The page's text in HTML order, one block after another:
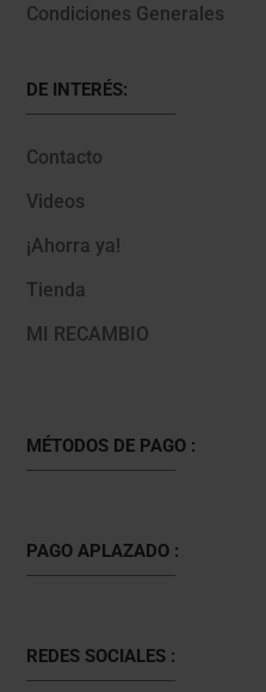
Condiciones Generales
DE INTERÉS:
Contacto
Videos
¡Ahorra ya!
Tienda
MI RECAMBIO
MÉTODOS DE PAGO :
PAGO APLAZADO :
REDES SOCIALES :